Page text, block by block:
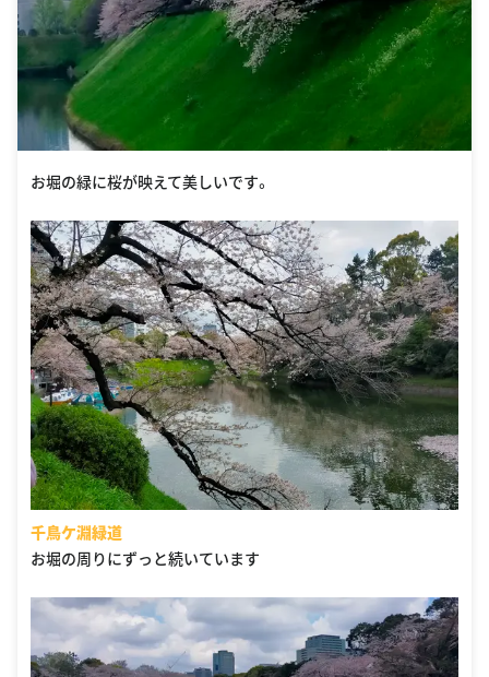
お堀の緑に桜が映えて美しいです。
千鳥ケ淵緑道
お堀の周りにずっと続いています